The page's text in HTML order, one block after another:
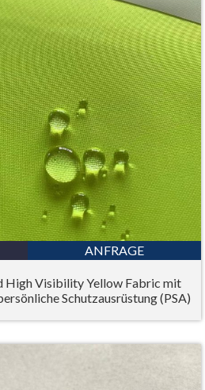
ANFRAGE
High Visibility Yellow Fabric mit
Schutzausrüstung (PSA)